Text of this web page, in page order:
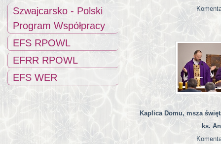
Szwajcarsko - Polski
Program Współpracy
EFS RPOWL
EFRR RPOWL
EFS WER
Kaplica Domu, msza
ks.